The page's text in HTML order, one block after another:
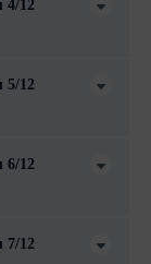
4/12
5/12
6/12
7/12